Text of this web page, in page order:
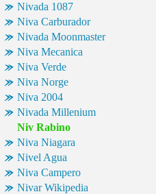
Nivada 1087
Niva Carburador
Nivada Moonmaster
Niva Mecanica
Niva Verde
Niva Norge
Niva 2004
Nivada Millenium
Niv Rabino
Niva Niagara
Nivel Agua
Niva Campero
Nivar Wikipedia